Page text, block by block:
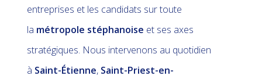
entreprises et les candidats sur toute
la métropole stéphanoise et ses axes
stratégiques. Nous intervenons au quotidien
à Saint-Étienne, Saint-Priest-en-